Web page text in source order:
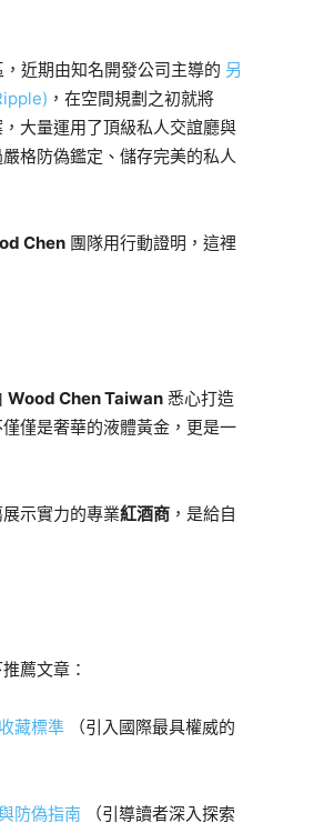
近期由知名開發公司主導的 另
，在空間規劃之初就將
大量運用了頂級私人交誼廳與
格防偽鑑定、儲存完美的私人
Chen 團隊用行動證明，這裡
Wood Chen Taiwan 悉心打造
僅是奢華的液體黃金，更是一
示實力的專業紅酒商 ，是給自
薦文章：
藏標準 （引入國際最具權威的
防偽指南 （引導讀者深入探索